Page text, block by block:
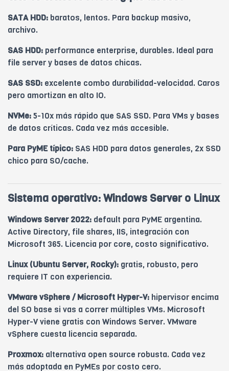
SATA HDD: baratos, lentos. Para backup masivo,
archivo.
SAS HDD: performance enterprise, durables. Ideal para
file server y bases de datos chicas.
SAS SSD: excelente combo durabilidad-velocidad. Caros
pero amortizan en alto IO.
NVMe:5-10x más rápido que SAS SSD. Para VMs y bases
de datos críticas. Cada vez más accesible.
Para PyME típico: SAS HDD para datos generales, 2x SSD
chico para SO/cache.
Sistema operativo: Windows Server o Linux
Windows Server 2022: default para PyME argentina.
Active Directory, file shares, IIS, integración con
Microsoft 365. Licencia por core, costo significativo.
Linux (Ubuntu Server, Rocky): gratis, robusto, pero
requiere IT con experiencia.
VMware vSphere / Microsoft Hyper-V: hipervisor encima
del SO base si vas a correr múltiples VMs. Microsoft
Hyper-V viene gratis con Windows Server. VMware
vSphere cuesta licencia separada.
Proxmox: alternativa open source robusta. Cada vez
más adoptada en PyMEs por costo cero.